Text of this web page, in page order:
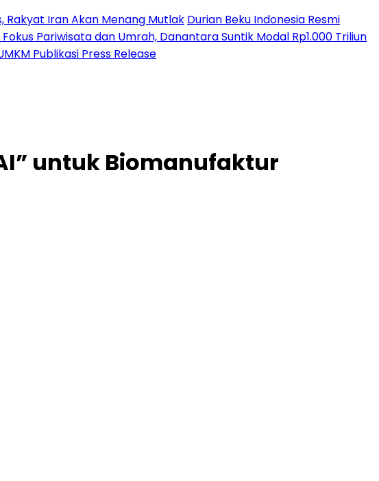
Rakyat Iran Akan Menang Mutlak Durian Beku Indonesia Resmi
Pariwisata dan Umrah, Danantara Suntik Modal Rp1.000 Triliun
Publikasi Press Release
untuk Biomanufaktur